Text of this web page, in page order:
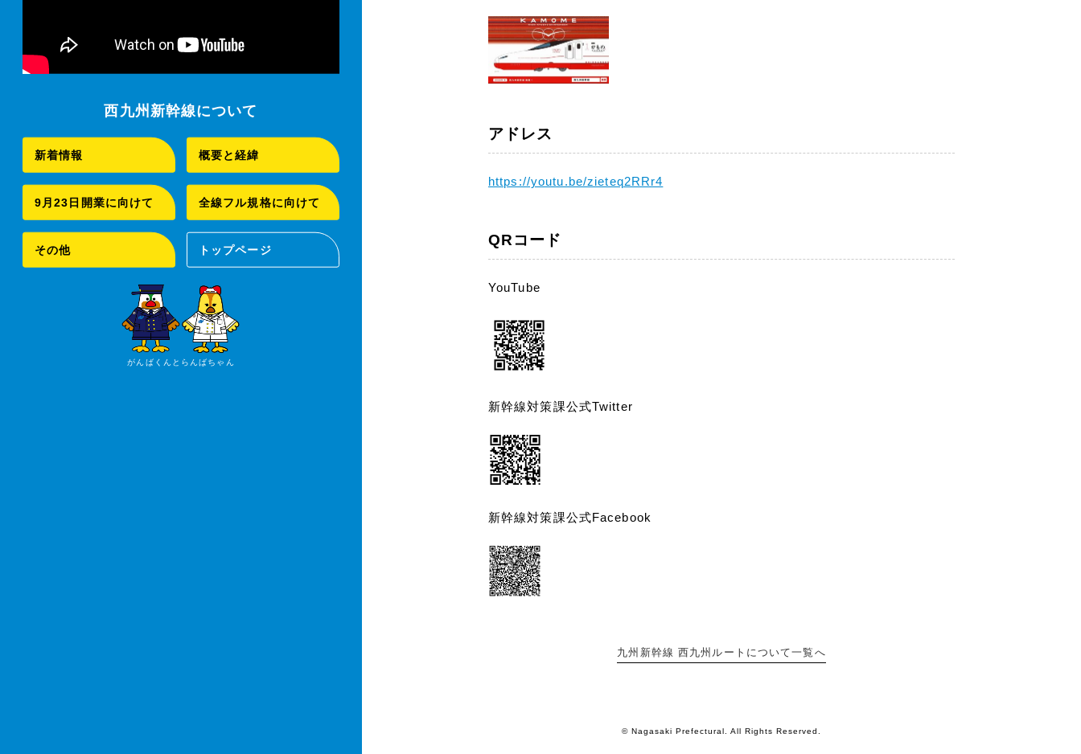
西九州新幹線について
新着情報 概要と経緯
9月23日開業に向けて 全線フル規格に向けて
その他 トップページ
がんばくんとらんばちゃん
アドレス
https://youtu.be/zieteq2RRr4
QRコード
YouTube
新幹線対策課公式Twitter
新幹線対策課公式Facebook
九州新幹線 西九州ルートについて一覧へ
© Nagasaki Prefectural. All Rights Reserved.